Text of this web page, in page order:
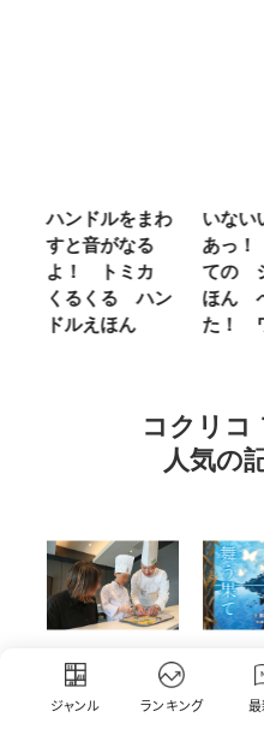
ジャンル ランキング
いないいないば
あっ！ はじめ
ての シールえ
ほん ぺたぺ
た！ ワンワン
こけし
コクリコ
人気の
『神の蝶、舞う
アーカ